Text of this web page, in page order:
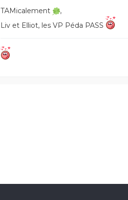
TAMicalement
,
Liv et Elliot, les VP Péda PASS